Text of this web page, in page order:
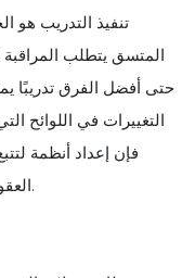
تنفيذ التدريب هو
المتسق يتطلب
حتى أفضل الفرق تدريبًا
التغييرات في اللوائح
فإن إعداد أنظمة
العقوبات غير المتوقعة والاضطرابات التشغيلية.